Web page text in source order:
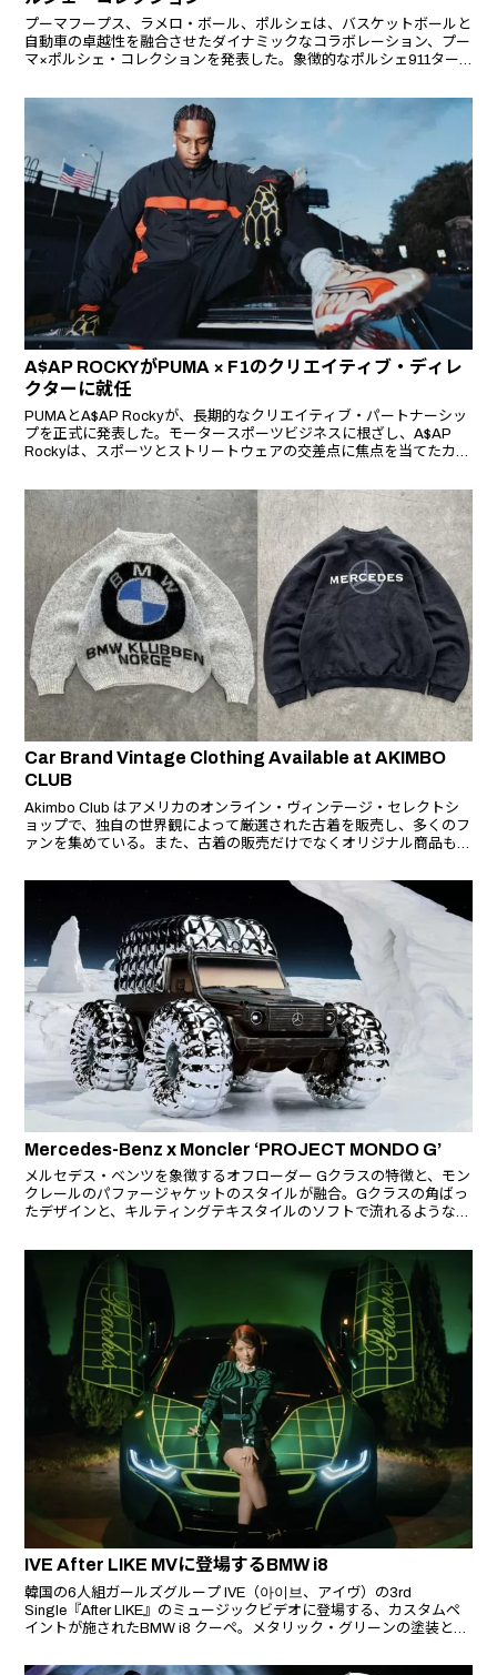
プーマフープス、ラメロ・ボール、ポルシェは、バスケットボールと
自動車の卓越性を融合させたダイナミックなコラボレーション、プー
マ×ポルシェ・コレクションを発表した。象徴的なポルシェ911ター
ションは、イエローとブラックのレーシングにインスパイアされた大
胆なグラフィックが特徴で、スピード、スタイル、イノベーションを
A$AP ROCKYがPUMA × F1のクリエイティブ・ディレ
クターに就任
PUMAとA$AP Rockyが、長期的なクリエイティブ・パートナーシッ
プを正式に発表した。モータースポーツビジネスに根ざし、A$AP
Rockyは、スポーツとストリートウェアの交差点に焦点を当てたカテ
Car Brand Vintage Clothing Available at AKIMBO
CLUB
Akimbo Club はアメリカのオンライン・ヴィンテージ・セレクトシ
ョップで、独自の世界観によって厳選された古着を販売し、多くのフ
ァンを集めている。また、古着の販売だけでなくオリジナル商品も展
ル・ウィンストン」とのコラボレーションアイテム「Yankee Noodle
Zip-Up Hoodie」でも注目を集めた。
Mercedes-Benz x Moncler ‘PROJECT MONDO G’
メルセデス・ベンツを象徴するオフローダー Gクラスの特徴と、モン
クレールのパファージャケットのスタイルが融合。Gクラスの角ばっ
たデザインと、キルティングテキスタイルのソフトで流れるようなラ
が、彫刻的なオブジェを生み出す。
IVE After LIKE MVに登場するBMW i8
韓国の6人組ガールズグループ IVE（아이브、アイヴ）の3rd
Single『After LIKE』のミュージックビデオに登場する、カスタムペ
イントが施されたBMW i8 クーペ。メタリック・グリーンの塗装とイ
ラスに「Peaches.」の文字があることから、韓国のファッションブ